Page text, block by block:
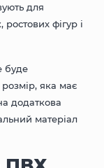
для
ростових фігур і
буде
яка має
додаткова
матеріал